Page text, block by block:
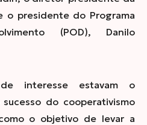
o presidente do Programa
(POD), Danilo
interesse estavam o
do cooperativismo
o objetivo de levar a